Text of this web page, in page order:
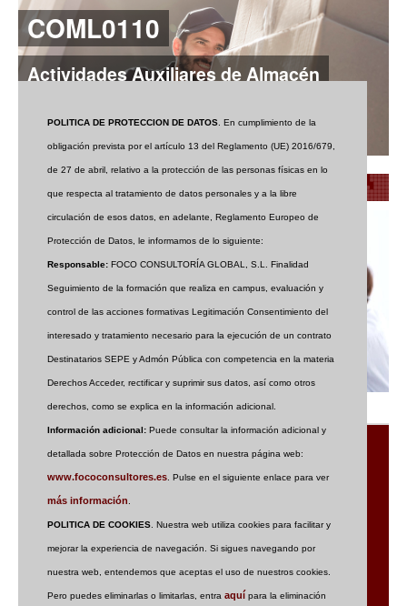
POLITICA DE PROTECCION DE DATOS . En cumplimiento de la
obligación prevista por el artículo 13 del Reglamento (UE) 2016/679,
de 27 de abril, relativo a la protección de las personas físicas en lo
que respecta al tratamiento de datos personales y a la libre
circulación de esos datos, en adelante, Reglamento Europeo de
Protección de Datos, le informamos de lo siguiente:
Responsable: FOCO CONSULTORÍA GLOBAL, S.L. Finalidad
Seguimiento de la formación que realiza en campus, evaluación y
control de las acciones formativas Legitimación Consentimiento del
interesado y tratamiento necesario para la ejecución de un contrato
Destinatarios SEPE y Admón Pública con competencia en la materia
Derechos Acceder, rectificar y suprimir sus datos, así como otros
derechos, como se explica en la información adicional.
Información adicional: Puede consultar la información adicional y
detallada sobre Protección de Datos en nuestra página web:
www.fococonsultores.es . Pulse en el siguiente enlace para ver
más información
POLITICA DE COOKIES . Nuestra web utiliza cookies para facilitar y
mejorar la experiencia de navegación. Si sigues navegando por
nuestra web, entendemos que aceptas el uso de nuestros cookies.
Pero puedes eliminarlas o limitarlas, entra aquí para la eliminación
COML0110
Actividades Auxiliares de Almacén
CONTACTO
Profesionalidad Online.
INFORMACIÓN DE CONTACTO